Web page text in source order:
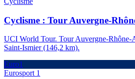
Cyclisme : Tour Auvergne-
UCI World Tour. Tour Auvergne-Rhône-
Saint-Ismier (146,2 km).
Euro1
Eurosport 1